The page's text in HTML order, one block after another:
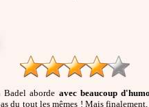
Badel aborde avec beaucoup
du tout les mêmes ! Mais